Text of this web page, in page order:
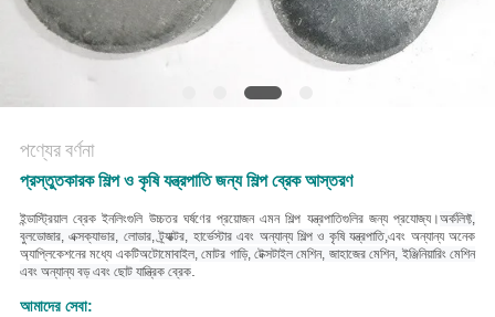
পণ্যের বর্ণনা
প্রস্তুতকারক শিল্প ও কৃষি যন্ত্রপাতি জন্য শিল্প ব্রেক আস্তরণ
ইন্ডাস্ট্রিয়াল ব্রেক ইনলিংগুলি উচ্চতর ঘর্ষণের প্রয়োজন এমন শিল্প যন্ত্রপাতিগুলির জন্য প্রযোজ্য।অর্কলিফ্ট,
বুলডোজার, এক্সক্যাভার, লোডার, ট্র্যাক্টর, হার্ভেস্টার এবং অন্যান্য শিল্প ও কৃষি যন্ত্রপাতি,এবং অন্যান্য অনেক
অ্যাপ্লিকেশনের মধ্যে একটিঅটোমোবাইল, মোটর গাড়ি, টেক্সটাইল মেশিন, জাহাজের মেশিন, ইঞ্জিনিয়ারিং মেশিন
এবং অন্যান্য বড় এবং ছোট যান্ত্রিক ব্রেক.
আমাদের সেবা: